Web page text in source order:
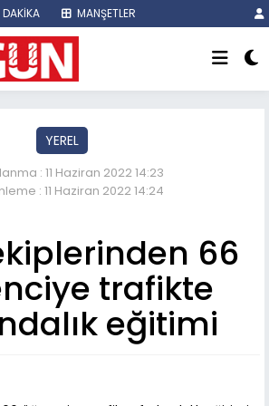
DAKİKA MANŞETLER
YEREL
: 11 Haziran 2022 14:23
: 11 Haziran 2022 14:24
66
trafikte
eğitimi